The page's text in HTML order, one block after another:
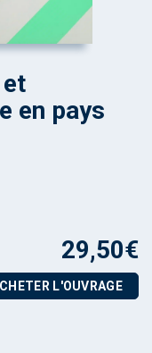
en pays
29,50€
L'OUVRAGE